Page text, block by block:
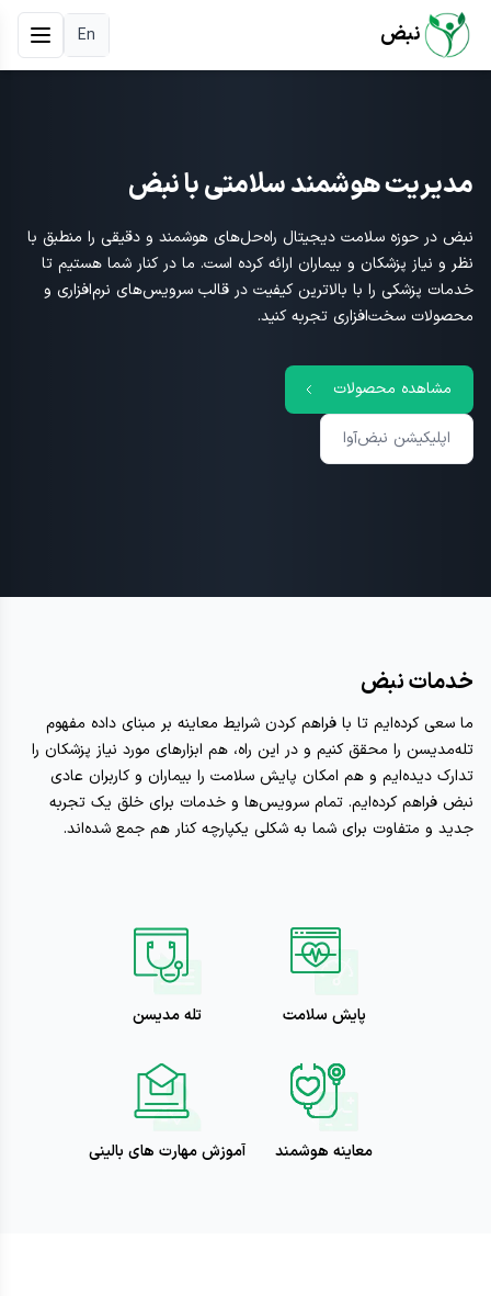
نبض En
مدیریت هوشمند سلامتی با نبض
نبض در حوزه سلامت دیجیتال راه‌حل‌های هوشمند و دقیقی را منطبق با
نظر و نیاز پزشکان و بیماران ارائه کرده است. ما در کنار شما هستیم تا
خدمات پزشکی را با بالاترین کیفیت در قالب سرویس‌های نرم‌افزاری و
محصولات سخت‌افزاری تجربه کنید.
مشاهده محصولات
اپلیکیشن نبض‌آوا
خدمات نبض
ما سعی کرده‌ایم تا با فراهم کردن شرایط معاینه بر مبنای داده مفهوم
تله‌مدیسن را محقق کنیم و در این راه، هم ابزارهای مورد نیاز پزشکان را
تدارک دیده‌ایم و هم امکان پایش سلامت را بیماران و کاربران عادی
نبض فراهم کرده‌ایم. تمام سرویس‌ها و خدمات برای خلق یک تجربه
جدید و متفاوت برای شما به شکلی یکپارچه کنار هم جمع شده‌اند.
پایش سلامت تله مدیسن
معاینه هوشمند آموزش مهارت های بالینی